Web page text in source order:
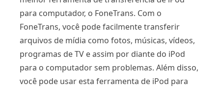
para computador, o FoneTrans. Com o
FoneTrans, você pode facilmente transferir
arquivos de mídia como fotos, músicas, vídeos,
programas de TV e assim por diante do iPod
para o computador sem problemas. Além disso,
você pode usar esta ferramenta de iPod para